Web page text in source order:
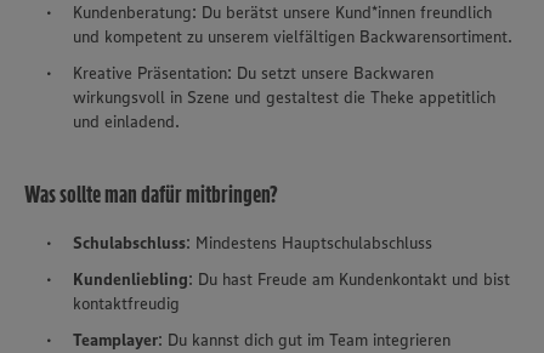
Kundenberatung: Du berätst unsere Kund*innen freundlich
und kompetent zu unserem vielfältigen Backwarensortiment.
Kreative Präsentation: Du setzt unsere Backwaren
wirkungsvoll in Szene und gestaltest die Theke appetitlich
und einladend.
Was sollte man dafür mitbringen?
Schulabschluss: Mindestens Hauptschulabschluss
Kundenliebling: Du hast Freude am Kundenkontakt und bist
kontaktfreudig
Teamplayer: Du kannst dich gut im Team integrieren